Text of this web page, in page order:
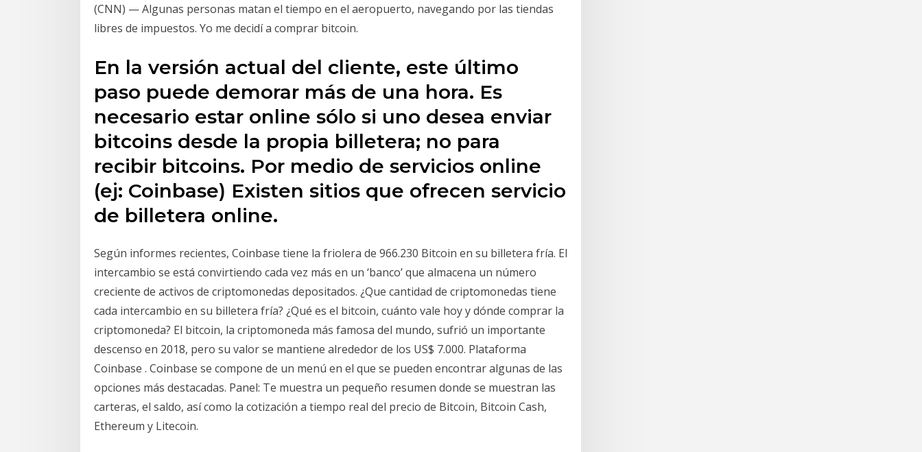
(CNN) — Algunas personas matan el tiempo en el aeropuerto, navegando por las tiendas
libres de impuestos. Yo me decidí a comprar bitcoin.
En la versión actual del cliente, este último
paso puede demorar más de una hora. Es
necesario estar online sólo si uno desea enviar
bitcoins desde la propia billetera; no para
recibir bitcoins. Por medio de servicios online
(ej: Coinbase) Existen sitios que ofrecen servicio
de billetera online.
Según informes recientes, Coinbase tiene la friolera de 966.230 Bitcoin en su billetera fría. El
intercambio se está convirtiendo cada vez más en un ‘banco’ que almacena un número
creciente de activos de criptomonedas depositados. ¿Que cantidad de criptomonedas tiene
cada intercambio en su billetera fría? ¿Qué es el bitcoin, cuánto vale hoy y dónde comprar la
criptomoneda? El bitcoin, la criptomoneda más famosa del mundo, sufrió un importante
descenso en 2018, pero su valor se mantiene alrededor de los US$ 7.000. Plataforma
Coinbase . Coinbase se compone de un menú en el que se pueden encontrar algunas de las
opciones más destacadas. Panel: Te muestra un pequeño resumen donde se muestran las
carteras, el saldo, así como la cotización a tiempo real del precio de Bitcoin, Bitcoin Cash,
Ethereum y Litecoin.